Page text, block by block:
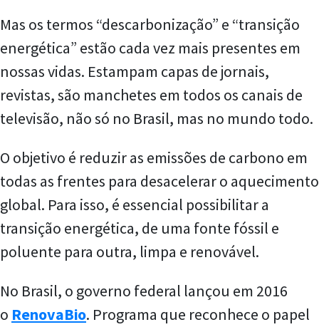
Mas os termos “descarbonização” e “transição
energética” estão cada vez mais presentes em
nossas vidas. Estampam capas de jornais,
revistas, são manchetes em todos os canais de
televisão, não só no Brasil, mas no mundo todo.
O objetivo é reduzir as emissões de carbono em
todas as frentes para desacelerar o aquecimento
global. Para isso, é essencial possibilitar a
transição energética, de uma fonte fóssil e
poluente para outra, limpa e renovável.
No Brasil, o governo federal lançou em 2016
o RenovaBio. Programa que reconhece o papel